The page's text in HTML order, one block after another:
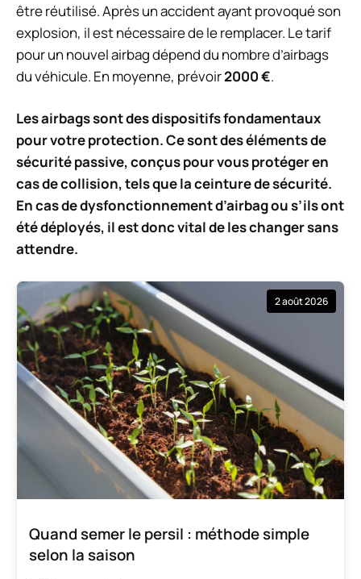
être réutilisé. Après un accident ayant provoqué son
explosion, il est nécessaire de le remplacer. Le tarif
pour un nouvel airbag dépend du nombre d’airbags
du véhicule. En moyenne, prévoir2000 €.
Les airbags sont des dispositifs fondamentaux
pour votre protection. Ce sont des éléments de
sécurité passive, conçus pour vous protéger en
cas de collision, tels que la ceinture de sécurité.
En cas de dysfonctionnement d’airbag ou s’ils ont
été déployés, il est donc vital de les changer sans
attendre.
2 août 2026
Quand semer le persil : méthode simple
selon la saison